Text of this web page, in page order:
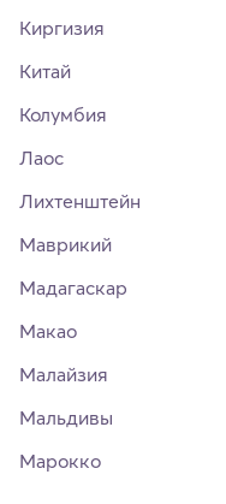
Киргизия
Китай
Колумбия
Лаос
Лихтенштейн
Маврикий
Мадагаскар
Макао
Малайзия
Мальдивы
Марокко